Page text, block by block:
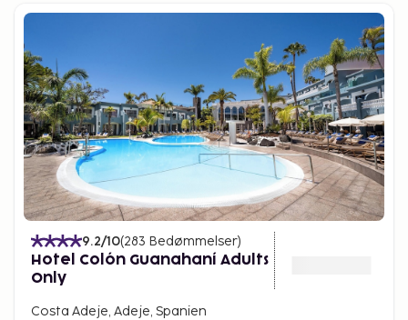
9.2/10(283 Bedømmelser)
Hotel Colón Guanahaní Adults
Only
Costa Adeje, Adeje, Spanien